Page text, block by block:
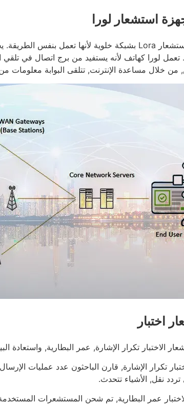
استشعار لورا
تعمل لورا كهاتف لأنه يستفيد من برج اتصال في
اختبار
الاختبار تكرار الإشارة, عمر البطارية, واستعادة
تكرار الإشارة, قارن الباحثون عدد عمليات
نقل, الأشياء تتحدث.